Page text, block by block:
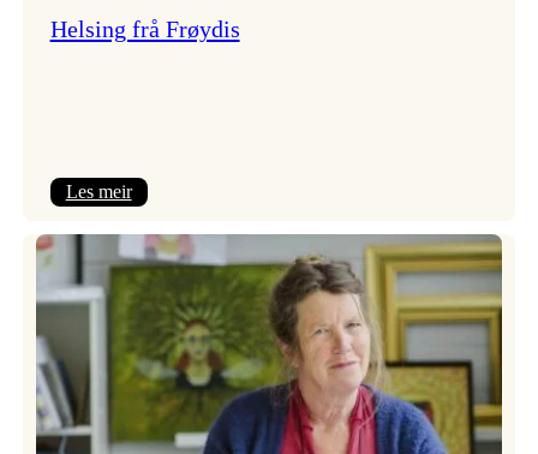
Helsing frå Frøydis
Les meir:
frå
Frøydis